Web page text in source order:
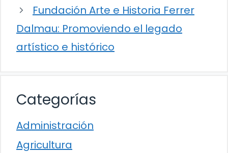
Fundación Arte e Historia Ferrer
Dalmau: Promoviendo el legado
artístico e histórico
Categorías
Administración
Agricultura